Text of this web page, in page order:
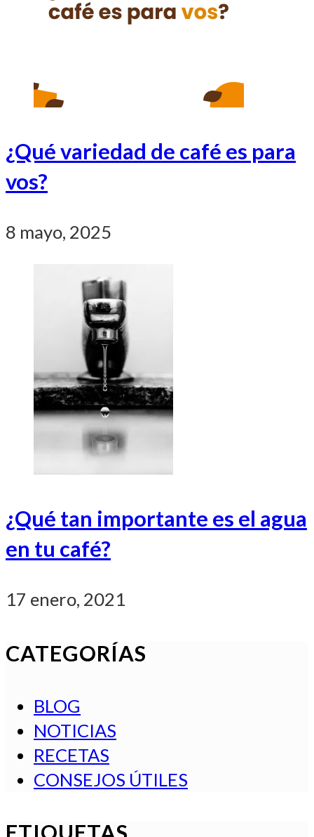
¿Qué variedad de café es para
vos?
8 mayo, 2025
¿Qué tan importante es el agua
en tu café?
17 enero, 2021
CATEGORÍAS
BLOG
NOTICIAS
RECETAS
CONSEJOS ÚTILES